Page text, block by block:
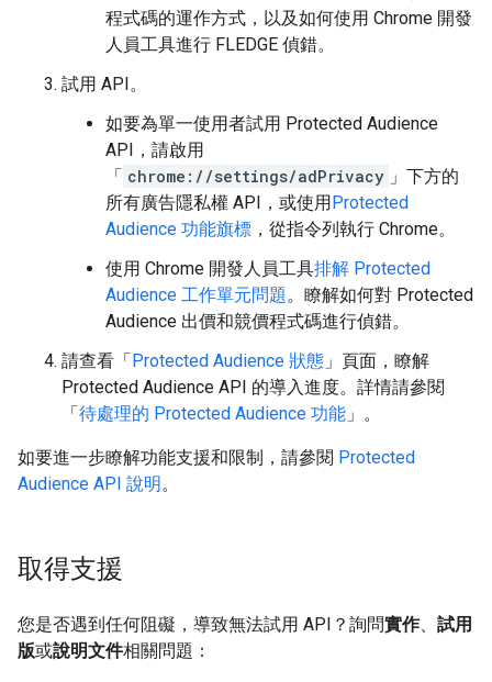
程式碼的運作方式，以及如何使用 Chrome 開發
人員工具進行 FLEDGE 偵錯。
試用 API。
如要為單一使用者試用 Protected Audience
API，請啟用
「 chrome://settings/adPrivacy 」下方的
所有廣告隱私權 API，或使用Protected
Audience 功能旗標 ，從指令列執行 Chrome。
使用 Chrome 開發人員工具排解 Protected
Audience 工作單元問題 。瞭解如何對 Protected
Audience 出價和競價程式碼進行偵錯。
請查看「Protected Audience 狀態 」頁面，瞭解
Protected Audience API 的導入進度。詳情請參閱
「待處理的 Protected Audience 功能 」。
如要進一步瞭解功能支援和限制，請參閱 Protected
Audience API 說明。
取得支援
您是否遇到任何阻礙，導致無法試用 API？詢問實作、 試用
版或說明文件相關問題：